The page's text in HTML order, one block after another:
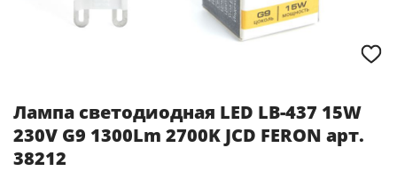
Лампа светодиодная LED LB-437 15W
230V G9 1300Lm 2700K JCD FERON арт.
38212